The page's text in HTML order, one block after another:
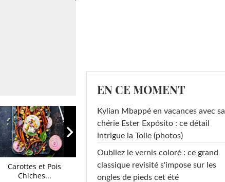
Carottes et Pois
Chiches...
EN CE MOMENT
Kylian Mbappé en vacances avec sa
chérie Ester Expósito : ce détail
intrigue la Toile (photos)
Oubliez le vernis coloré : ce grand
classique revisité s'impose sur les
ongles de pieds cet été